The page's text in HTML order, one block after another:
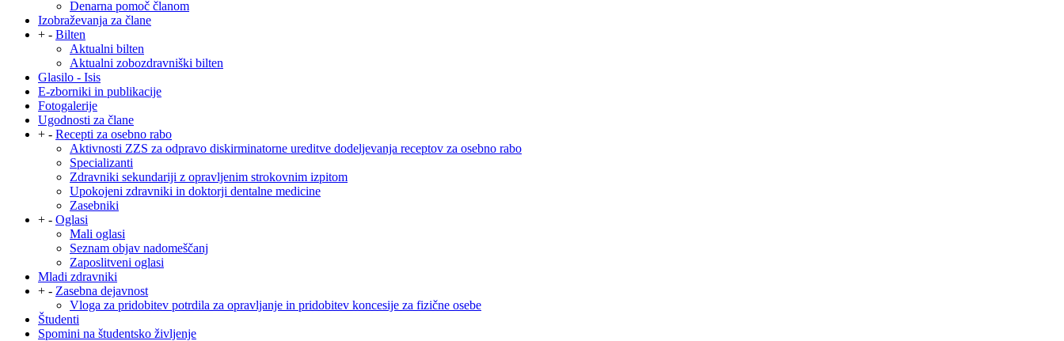
Denarna pomoč članom
Izobraževanja za člane
+ - Bilten
Aktualni bilten
Aktualni zobozdravniški bilten
Glasilo - Isis
E-zborniki in publikacije
Fotogalerije
Ugodnosti za člane
+ - Recepti za osebno rabo
Aktivnosti ZZS za odpravo diskirminatorne ureditve dodeljevanja receptov za osebno rabo
Specializanti
Zdravniki sekundariji z opravljenim strokovnim izpitom
Upokojeni zdravniki in doktorji dentalne medicine
Zasebniki
+ - Oglasi
Mali oglasi
Seznam objav nadomeščanj
Zaposlitveni oglasi
Mladi zdravniki
+ - Zasebna dejavnost
Vloga za pridobitev potrdila za opravljanje in pridobitev koncesije za fizične osebe
Študenti
Spomini na študentsko življenje